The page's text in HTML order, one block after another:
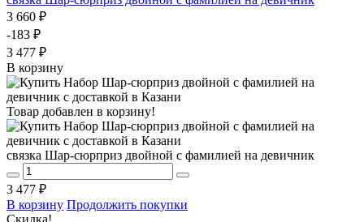
3 660 ₽
-183 ₽
3 477 ₽
В корзину
Товар добавлен в корзину!
связка Шар-сюрприз двойной с фамилией на девичник
3 477 ₽
В корзину Продолжить покупки
Скидка!